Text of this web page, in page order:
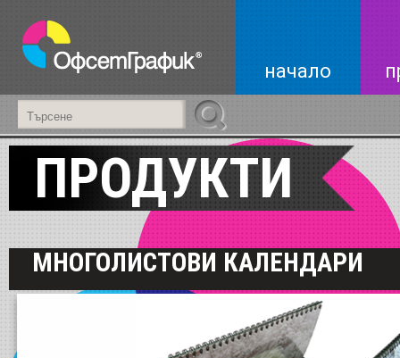
начало
ПРОДУКТИ
МНОГОЛИСТОВИ КАЛЕНДАРИ